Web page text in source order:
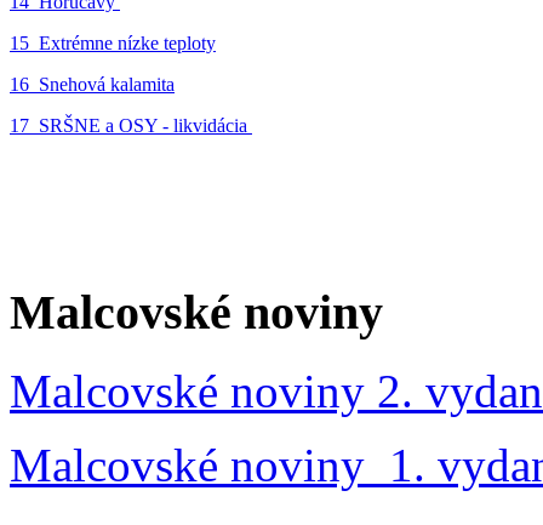
15_Extrémne nízke teploty
16_Snehová kalamita
17_SRŠNE a OSY - likvidácia
Malcovské noviny
Malcovské noviny 2.
Malcovské noviny 1.